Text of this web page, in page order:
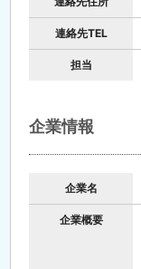
連絡先TEL
担当
企業情報
企業名
企業概要